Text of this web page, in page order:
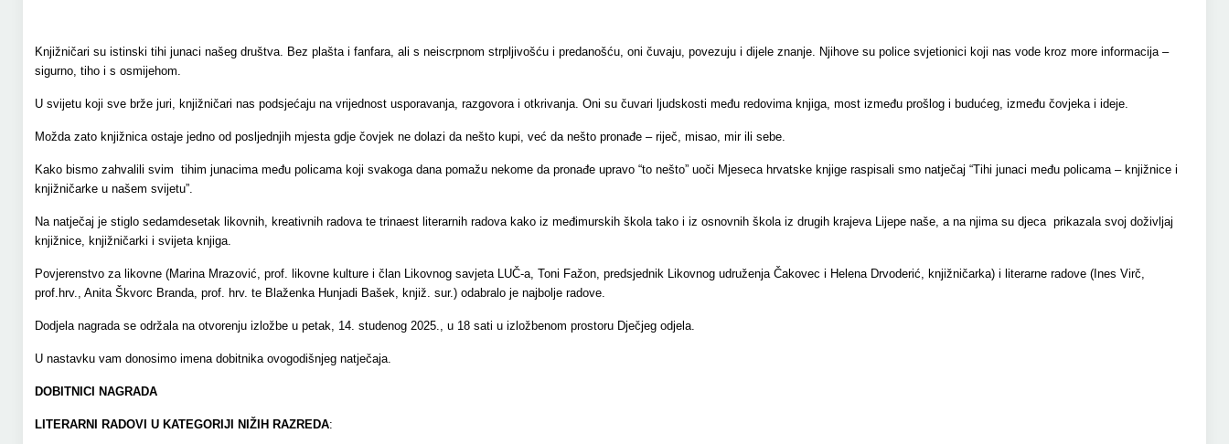
Knjižničari su istinski tihi junaci našeg društva. Bez plašta i fanfara, ali s neiscrpnom strpljivošću i predanošću, oni čuvaju, povezuju i dijele znanje. Njihove su police svjetionici koji nas vode kroz more informacija –
sigurno, tiho i s osmijehom.
U svijetu koji sve brže juri, knjižničari nas podsjećaju na vrijednost usporavanja, razgovora i otkrivanja. Oni su čuvari ljudskosti među redovima knjiga, most između prošlog i budućeg, između čovjeka i ideje.
Možda zato knjižnica ostaje jedno od posljednjih mjesta gdje čovjek ne dolazi da nešto kupi, već da nešto pronađe – riječ, misao, mir ili sebe.
Kako bismo zahvalili svim tihim junacima među policama koji svakoga dana pomažu nekome da pronađe upravo “to nešto” uoči Mjeseca hrvatske knjige raspisali smo natječaj “Tihi junaci među policama – knjižnice i
knjižničarke u našem svijetu”.
Na natječaj je stiglo sedamdesetak likovnih, kreativnih radova te trinaest literarnih radova kako iz međimurskih škola tako i iz osnovnih škola iz drugih krajeva Lijepe naše, a na njima su djeca prikazala svoj doživljaj
knjižnice, knjižničarki i svijeta knjiga.
Povjerenstvo za likovne (Marina Mrazović, prof. likovne kulture i član Likovnog savjeta LUČ-a, Toni Fažon, predsjednik Likovnog udruženja Čakovec i Helena Drvoderić, knjižničarka) i literarne radove (Ines Virč,
prof.hrv., Anita Škvorc Branda, prof. hrv. te Blaženka Hunjadi Bašek, knjiž. sur.) odabralo je najbolje radove.
Dodjela nagrada se održala na otvorenju izložbe u petak, 14. studenog 2025., u 18 sati u izložbenom prostoru Dječjeg odjela.
U nastavku vam donosimo imena dobitnika ovogodišnjeg natječaja.
DOBITNICI NAGRADA
LITERARNI RADOVI U KATEGORIJI NIŽIH RAZREDA: